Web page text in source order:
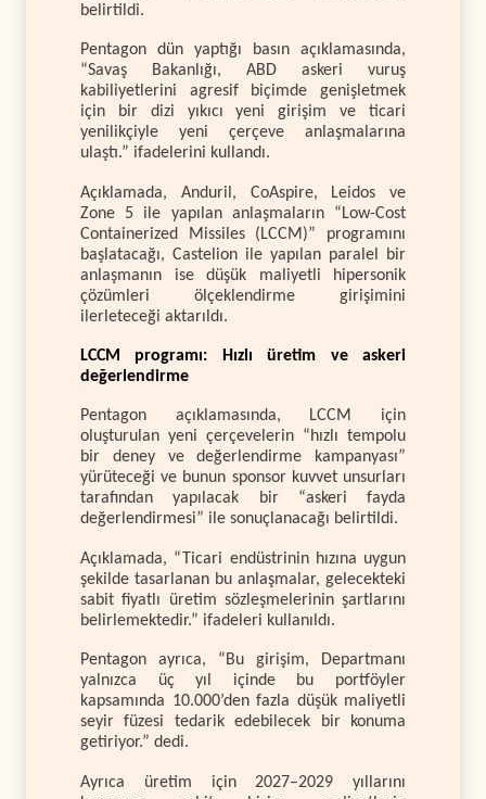
belirtildi.
Pentagon dün yaptığı basın açıklamasında,
“Savaş Bakanlığı, ABD askeri vuruş
kabiliyetlerini agresif biçimde genişletmek
için bir dizi yıkıcı yeni girişim ve ticari
yenilikçiyle yeni çerçeve anlaşmalarına
ulaştı.” ifadelerini kullandı.
Açıklamada, Anduril, CoAspire, Leidos ve
Zone 5 ile yapılan anlaşmaların “Low-Cost
Containerized Missiles (LCCM)” programını
başlatacağı, Castelion ile yapılan paralel bir
anlaşmanın ise düşük maliyetli hipersonik
çözümleri ölçeklendirme girişimini
ilerleteceği aktarıldı.
LCCM programı: Hızlı üretim ve askeri
değerlendirme
Pentagon açıklamasında, LCCM için
oluşturulan yeni çerçevelerin “hızlı tempolu
bir deney ve değerlendirme kampanyası”
yürüteceği ve bunun sponsor kuvvet unsurları
tarafından yapılacak bir “askeri fayda
değerlendirmesi” ile sonuçlanacağı belirtildi.
Açıklamada, “Ticari endüstrinin hızına uygun
şekilde tasarlanan bu anlaşmalar, gelecekteki
sabit fiyatlı üretim sözleşmelerinin şartlarını
belirlemektedir.” ifadeleri kullanıldı.
Pentagon ayrıca, “Bu girişim, Departmanı
yalnızca üç yıl içinde bu portföyler
kapsamında 10.000’den fazla düşük maliyetli
seyir füzesi tedarik edebilecek bir konuma
getiriyor.” dedi.
Ayrıca üretim için 2027–2029 yıllarını